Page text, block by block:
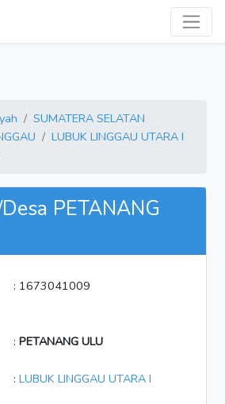
SUMATERA SELATAN
LUBUK LINGGAU UTARA I
PETANANG
: 1673041009
: PETANANG ULU
: LUBUK LINGGAU UTARA I